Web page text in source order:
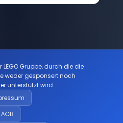
LEGO Gruppe, durch die die
weder gesponsert noch
unterstützt wird.
AGB